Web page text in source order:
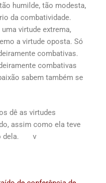
humilde, tão modesta,
da combatividade.
virtude extrema,
a virtude oposta. Só
combativas.
combativas
sabem também se
dê as virtudes
assim como ela teve
dela. v